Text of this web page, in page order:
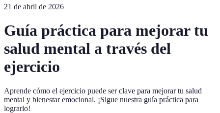
21 de abril de 2026
Guía práctica para mejorar tu
salud mental a través del
ejercicio
Aprende cómo el ejercicio puede ser clave para mejorar tu salud
mental y bienestar emocional. ¡Sigue nuestra guía práctica para
lograrlo!